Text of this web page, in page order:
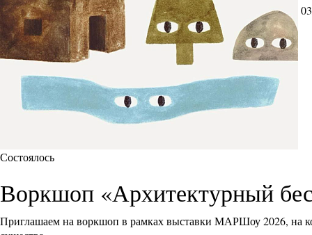
Состоялось
Воркшоп «Архитектурный
Приглашаем на воркшоп в рамках выставки МАРШоу 2026, на